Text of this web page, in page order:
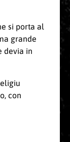
si porta al
grande
devia in
con